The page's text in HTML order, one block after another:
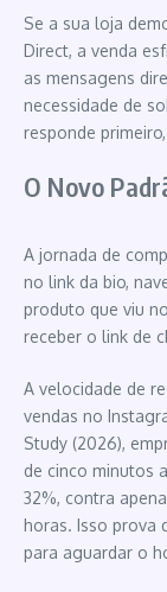
Se a sua loja
Direct, a venda
as mensagens
necessidade de
responde
O Novo
A jornada de
no link da bio,
produto que viu
receber o link de
A velocidade de
vendas no
Study (2026),
de cinco minutos
32%, contra
horas. Isso prova
para aguardar o